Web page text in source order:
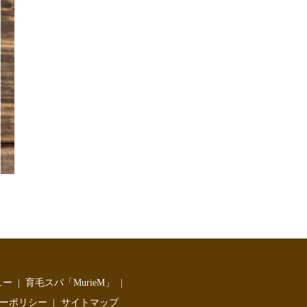
ー
育毛スパ「MurieM」
ポリシー
サイトマップ